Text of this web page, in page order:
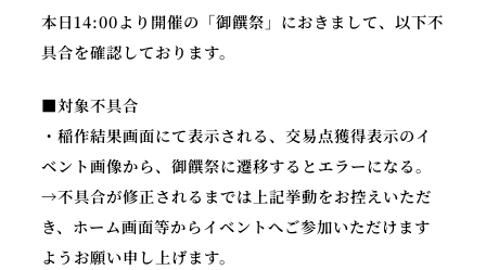
X
Y
o
T
u
本日14:00より開催の「御饌祭」におきまして、以下不
具合を確認しております。
■対象不具合
・稲作結果画面にて表示される、交易点獲得表示のイ
ベント画像から、御饌祭に遷移するとエラーになる。
→不具合が修正されるまでは上記挙動をお控えいただ
き、ホーム画面等からイベントへご参加いただけます
ようお願い申し上げます。